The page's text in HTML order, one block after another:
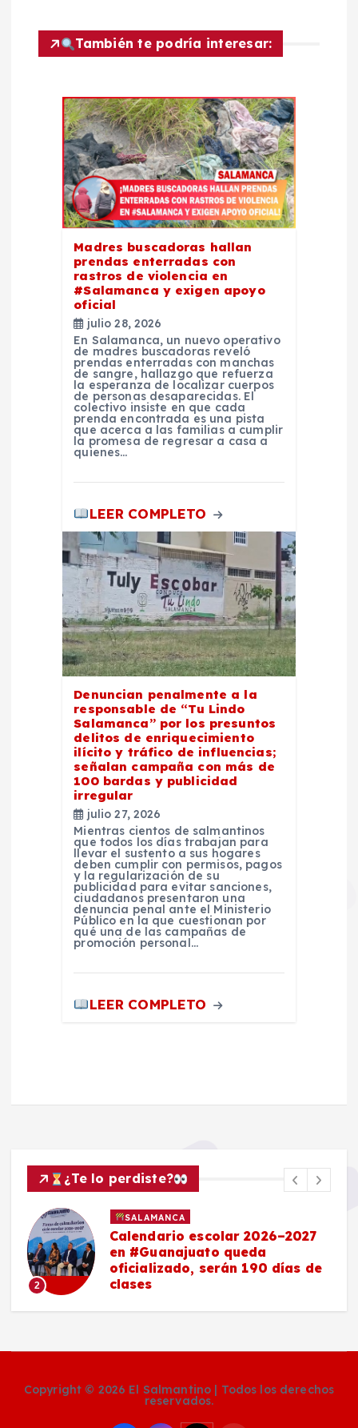
ó
También te podría interesar:
Madres buscadoras hallan
prendas enterradas con
rastros de violencia en
#Salamanca y exigen apoyo
oficial
julio 28, 2026
En Salamanca, un nuevo operativo
de madres buscadoras reveló
prendas enterradas con manchas
de sangre, hallazgo que refuerza
la esperanza de localizar cuerpos
de personas desaparecidas. El
colectivo insiste en que cada
prenda encontrada es una pista
que acerca a las familias a cumplir
la promesa de regresar a casa a
quienes…
LEER COMPLETO
Denuncian penalmente a la
responsable de “Tu Lindo
Salamanca” por los presuntos
delitos de enriquecimiento
ilícito y tráfico de influencias;
señalan campaña con más de
100 bardas y publicidad
irregular
julio 27, 2026
Mientras cientos de salmantinos
que todos los días trabajan para
llevar el sustento a sus hogares
deben cumplir con permisos, pagos
y la regularización de su
publicidad para evitar sanciones,
ciudadanos presentaron una
denuncia penal ante el Ministerio
Público en la que cuestionan por
qué una de las campañas de
promoción personal…
LEER COMPLETO
¿Te lo perdiste?
2
SALAMANCA
Calendario escolar 2026–2027
en #Guanajuato queda
oficializado, serán 190 días de
clases
Copyright © 2026 El Salmantino | Todos los derechos
reservados.